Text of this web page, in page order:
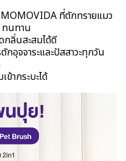
ที่ตักทรายแมว
ทนทาน
กลิ่นสะสมได้ดี
อุจจาระและปัสสาวะทุกวัน
ากระบะได้